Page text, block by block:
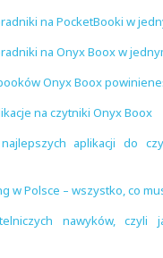
na PocketBooki w
na Onyx Boox w
Onyx Boox
na czytniki Onyx Boox
aplikacji do
w Polsce – wszystko, co
nawyków, czyli